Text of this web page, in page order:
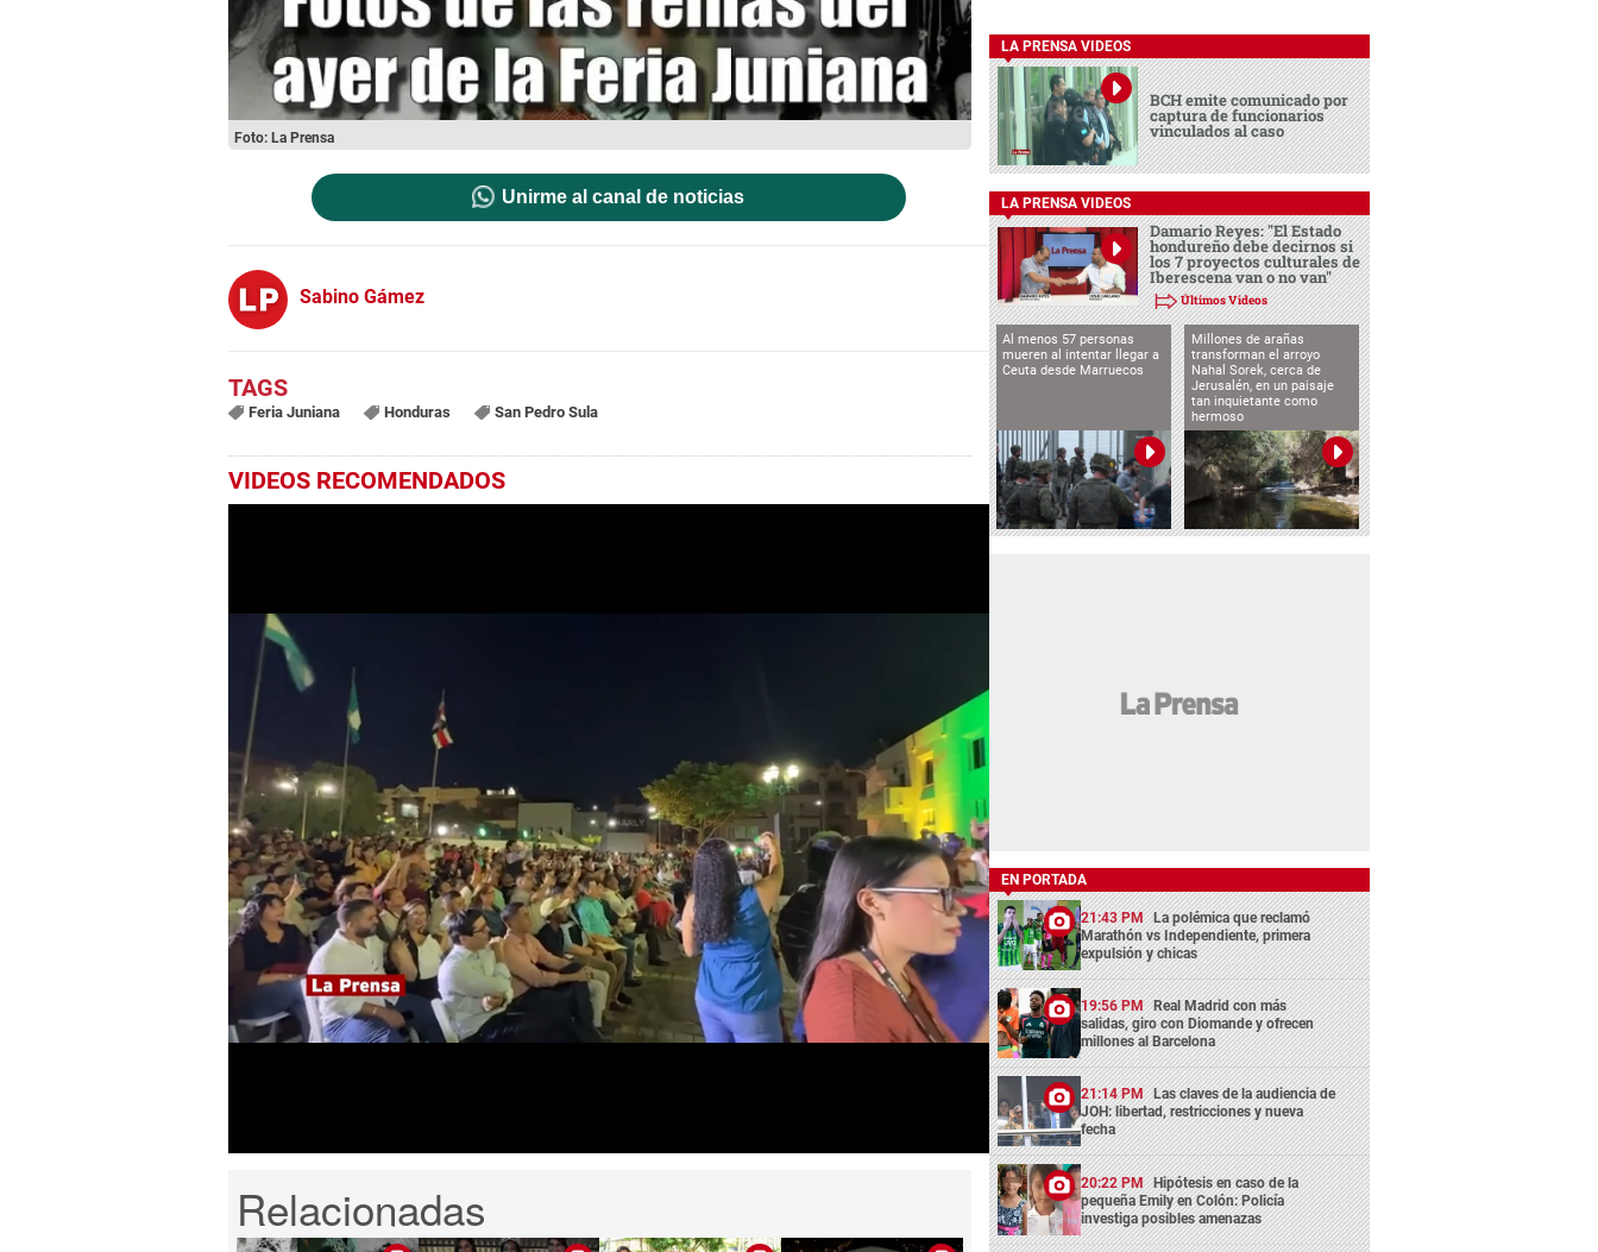
Foto: La Prensa
Unirme al canal de noticias
Sabino Gámez
Feria Juniana Honduras San Pedro Sula
VIDEOS RECOMENDADOS
0
seconds
minute,
15
LA PRENSA VIDEOS
BCH emite comunicado por
captura de funcionarios
vinculados al caso
LA PRENSA VIDEOS
Damario Reyes: "El Estado
hondureño debe decirnos si
los 7 proyectos culturales de
Iberescena van o no van"
Últimos Videos
Al menos 57 personas
mueren al intentar llegar a
Ceuta desde Marruecos
Millones de arañas
transforman el arroyo
Nahal Sorek, cerca de
Jerusalén, en un paisaje
tan inquietante como
hermoso
EN PORTADA
21:43 PM La polémica que reclamó
Marathón vs Independiente, primera
expulsión y chicas
19:56 PM Real Madrid con más
salidas, giro con Diomande y ofrecen
millones al Barcelona
21:14 PM Las claves de la audiencia de
JOH: libertad, restricciones y nueva
fecha
20:22 PM Hipótesis en caso de la
pequeña Emily en Colón: Policía
investiga posibles amenazas